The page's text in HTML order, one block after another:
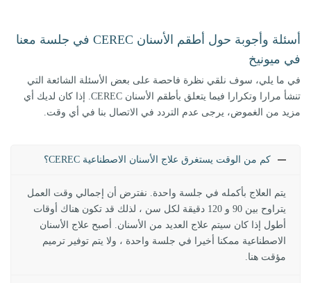
أسئلة وأجوبة حول أطقم الأسنان CEREC في جلسة معنا
في ميونيخ
في ما يلي، سوف نلقي نظرة فاحصة على بعض الأسئلة الشائعة التي
تنشأ مرارا وتكرارا فيما يتعلق بأطقم الأسنان CEREC. إذا كان لديك أي
مزيد من الغموض، يرجى عدم التردد في الاتصال بنا في أي وقت.
كم من الوقت يستغرق علاج الأسنان الاصطناعية CEREC؟
يتم العلاج بأكمله في جلسة واحدة. نفترض أن إجمالي وقت العمل
يتراوح بين 90 و 120 دقيقة لكل سن ، لذلك قد تكون هناك أوقات
أطول إذا كان سيتم علاج العديد من الأسنان. أصبح علاج الأسنان
الاصطناعية ممكنا أخيرا في جلسة واحدة ، ولا يتم توفير ترميم
مؤقت هنا.